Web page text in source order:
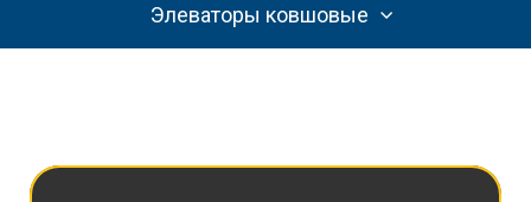
Элеваторы ковшовые